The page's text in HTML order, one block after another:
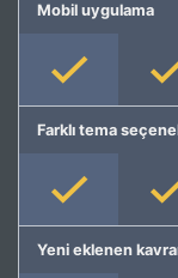
Mobil uygulama
Farklı tema
Yeni eklenen